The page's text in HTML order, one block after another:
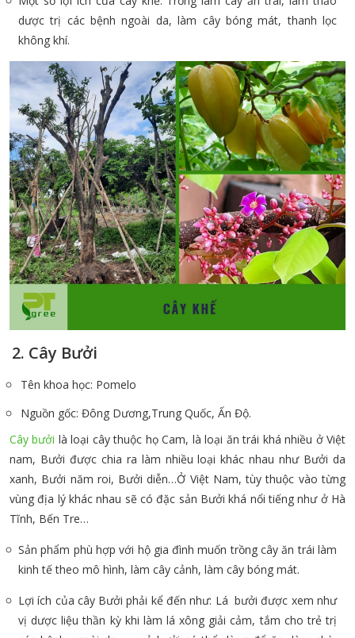
dược trị các bệnh ngoài da, làm cây bóng mát, thanh lọc
không khí.
2. Cây Bưởi
Tên khoa học: Pomelo
Nguồn gốc: Đông Dương,Trung Quốc, Ấn Độ.
Cây bưởi là loại cây thuộc họ Cam, là loại ăn trái khá nhiều ở Việt
nam, Bưởi được chia ra làm nhiều loại khác nhau như Bưởi da
xanh, Bưởi năm roi, Bưởi diễn…Ở Việt Nam, tùy thuộc vào từng
vùng địa lý khác nhau sẽ có đặc sản Bưởi khá nổi tiếng như ở Hà
Tĩnh, Bến Tre…
Sản phẩm phù hợp với hộ gia đình muốn trồng cây ăn trái làm
kinh tế theo mô hình, làm cây cảnh, làm cây bóng mát.
Lợi ích của cây Bưởi phải kể đến như: Lá bưởi được xem như
vị dược liệu thần kỳ khi làm lá xông giải cảm, tắm cho trẻ trị